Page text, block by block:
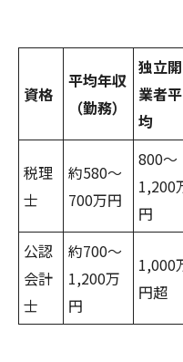
資格
平均年収
（勤務）
独立開
業者平
均
税理
士
約580～
700万円
800～
1,200
円
公認
会計
士
約700～
1,200万
円
1,000
円超